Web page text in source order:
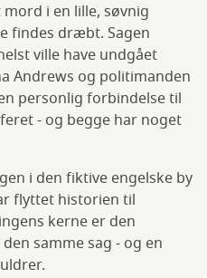
i en lille, søvnig
findes dræbt. Sagen
ville have undgået
Andrews og politimanden
personlig forbindelse til
- og begge har noget
i den fiktive engelske by
flyttet historien til
kerne er den
samme sag - og en